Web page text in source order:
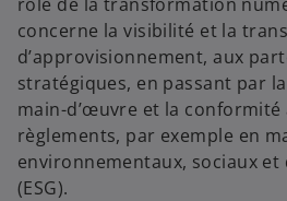
concerne la visibilité et la
d’approvisionnement, aux
stratégiques, en passant par
main-d’œuvre et la conformité
règlements, par exemple en
environnementaux, sociaux et
(ESG).